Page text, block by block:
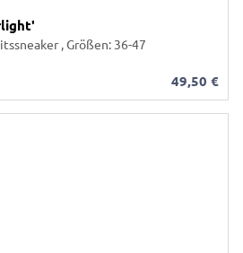
, Größen: 36-47
49,50 €